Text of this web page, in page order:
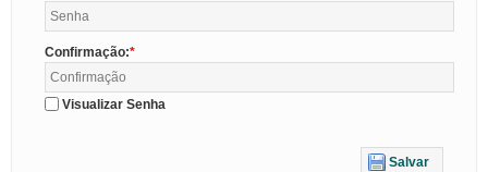
Confirmação:
Visualizar Senha
Salvar